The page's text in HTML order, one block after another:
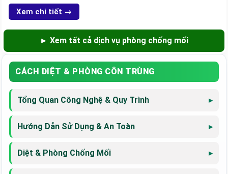
Xem chi tiết →
► Xem tất cả dịch vụ phòng chống mối
CÁCH DIỆT & PHÒNG CÔN TRÙNG
Tổng Quan Công Nghệ & Quy Trình
Hướng Dẫn Sử Dụng & An Toàn
Diệt & Phòng Chống Mối